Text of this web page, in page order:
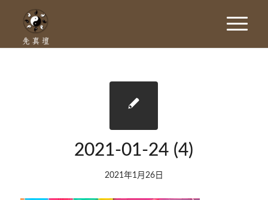
2021-01-24 (4)
2021年1月26日